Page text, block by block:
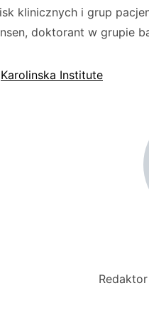
klinicznych i grup
doktorant w grupie
Karolinska Institute